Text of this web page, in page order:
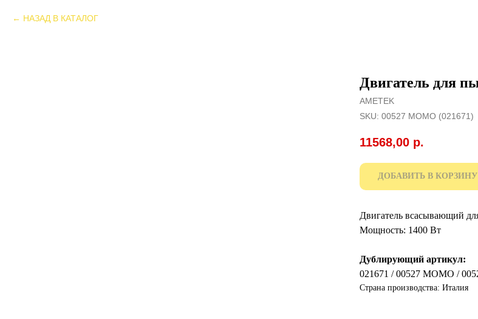
НАЗАД В КАТАЛОГ
Двигатель для
AMETEK
SKU: 00527 MOMO (021671)
11568,00 р.
ДОБАВИТЬ В КОРЗИНУ
Двигатель всасывающий
Мощность: 1400 Вт
Дублирующий артикул:
021671 / 00527 MOMO /
Страна производства: Италия